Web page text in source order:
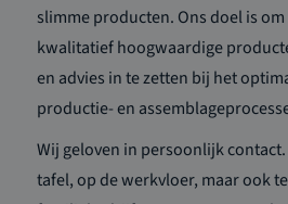
slimme producten. Ons doel is
kwalitatief hoogwaardige
en advies in te zetten bij het
productie- en
Wij geloven in persoonlijk
tafel, op de werkvloer, maar ook